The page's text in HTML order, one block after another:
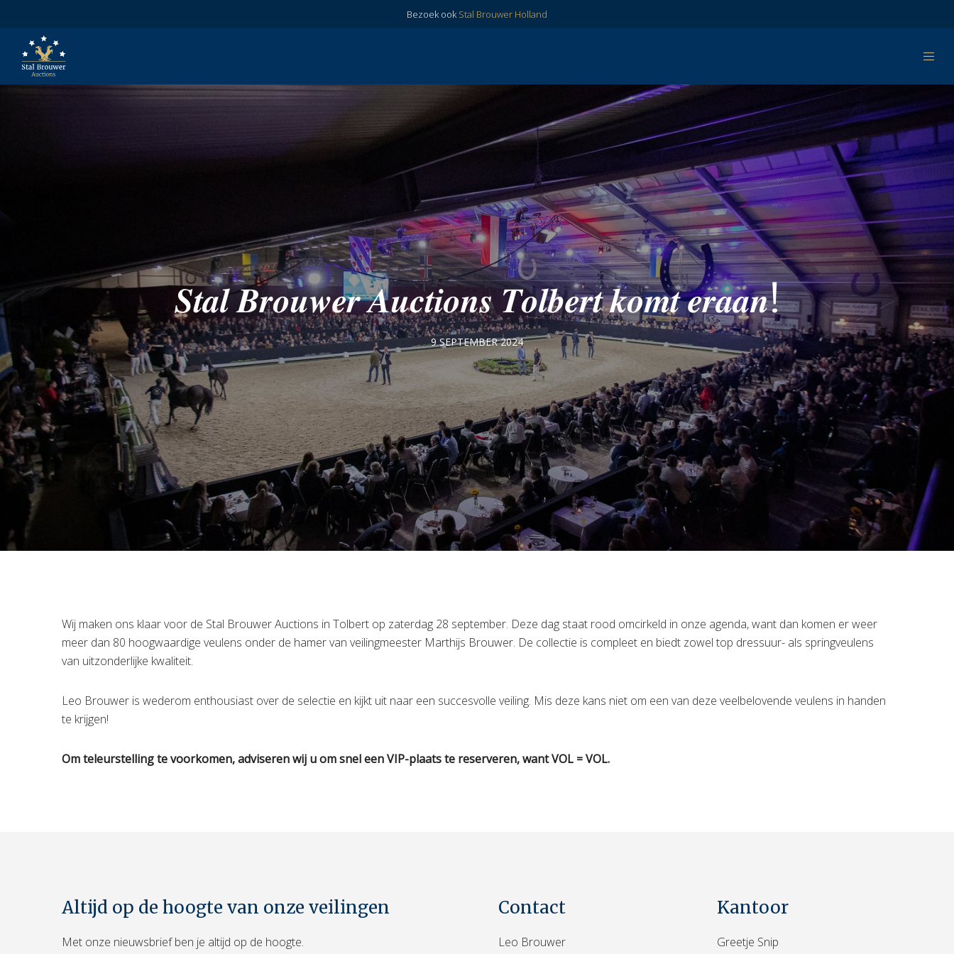
Bezoek ookStal Brouwer Holland
𝑺𝒕𝒂𝒍 𝑩𝒓𝒐𝒖𝒘𝒆𝒓 𝑨𝒖𝒄𝒕𝒊𝒐𝒏𝒔 𝑻𝒐𝒍𝒃𝒆𝒓𝒕 𝒌𝒐𝒎𝒕 𝒆𝒓𝒂𝒂𝒏!
9 SEPTEMBER 2024
Wij maken ons klaar voor de Stal Brouwer Auctions in Tolbert op zaterdag 28 september. Deze dag staat rood omcirkeld in onze agenda, want dan komen er weer
meer dan 80 hoogwaardige veulens onder de hamer van veilingmeester Marthijs Brouwer. De collectie is compleet en biedt zowel top dressuur- als springveulens
van uitzonderlijke kwaliteit.
Leo Brouwer is wederom enthousiast over de selectie en kijkt uit naar een succesvolle veiling. Mis deze kans niet om een van deze veelbelovende veulens in handen
te krijgen!
Om teleurstelling te voorkomen, adviseren wij u om snel een VIP-plaats te reserveren, want VOL = VOL.
Altijd op de hoogte van onze veilingen
Met onze nieuwsbrief ben je altijd op de hoogte.
Contact
Leo Brouwer
Kantoor
Greetje Snip